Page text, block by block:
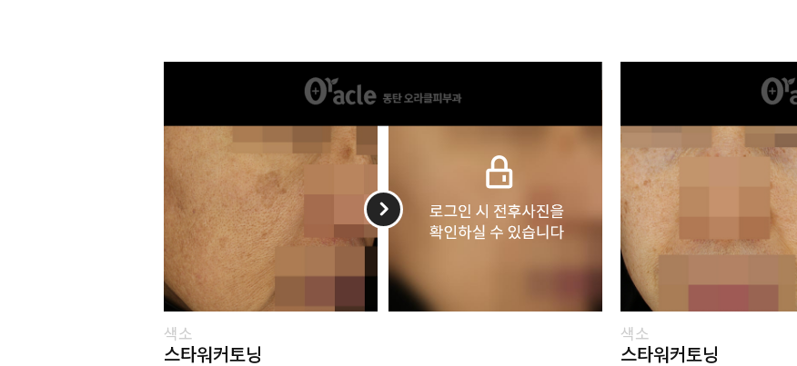
색소
스타워커토닝
색소
스타워커토닝